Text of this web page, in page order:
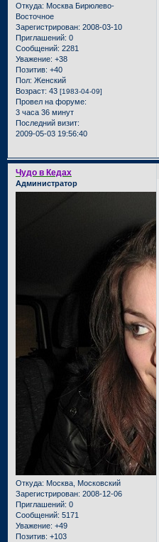
Откуда: Москва Бирюлево-
Восточное
Зарегистрирован: 2008-03-10
Приглашений: 0
Сообщений: 2281
Уважение: +38
Позитив: +40
Пол: Женский
Возраст: 43 [1983-04-09]
Провел на форуме:
3 часа 36 минут
Последний визит:
2009-05-03 19:56:40
Чудо в Кедах
Администратор
Откуда: Москва, Московский
Зарегистрирован: 2008-12-06
Приглашений: 0
Сообщений: 5171
Уважение: +49
Позитив: +103